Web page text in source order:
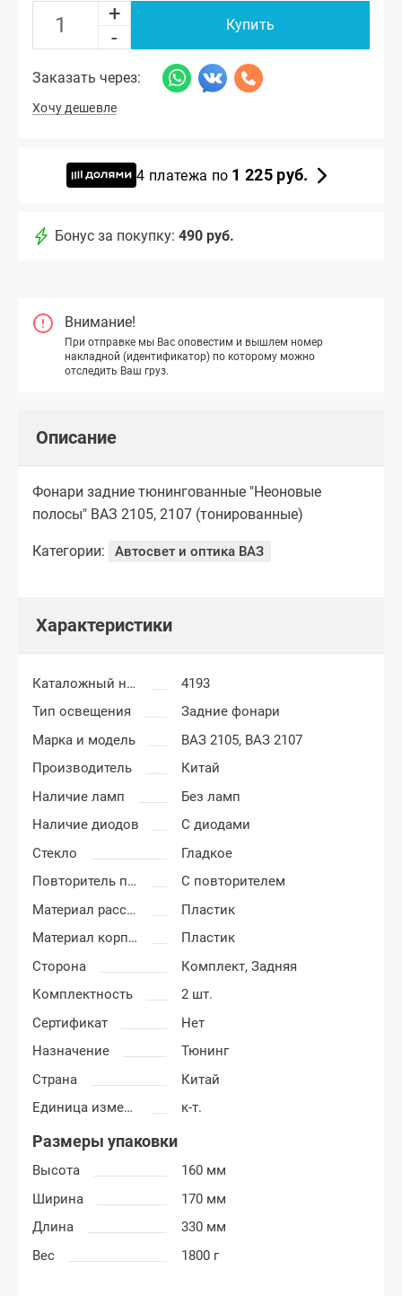
+
-
Купить
Заказать через:
Хочу дешевле
4 платежа по 1 225 руб.
Бонус за покупку: 490 руб.
Внимание!
При отправке мы Вас оповестим и вышлем номер
накладной (идентификатор) по которому можно
отследить Ваш груз.
Описание
Фонари задние тюнингованные "Неоновые
полосы" ВАЗ 2105, 2107 (тонированные)
Категории: Автосвет и оптика ВАЗ
Характеристики
Каталожный номер
4193
Тип освещения
Задние фонари
Марка и модель
ВАЗ 2105, ВАЗ 2107
Производитель
Китай
Наличие ламп
Без ламп
Наличие диодов
С диодами
Стекло
Гладкое
Повторитель поворота
С повторителем
Материал рассеивателя
Пластик
Материал корпуса
Пластик
Сторона
Комплект,Задняя
Комплектность
2 шт.
Сертификат
Нет
Назначение
Тюнинг
Страна
Китай
Единица измерения
к-т.
Размеры упаковки
Высота
160 мм
Ширина
170 мм
Длина
330 мм
Вес
1800 г